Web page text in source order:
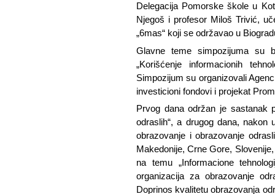
Delegacija Pomorske škole u
Njegoš i profesor Miloš Trivić,
„6mas“ koji se održavao u
Glavne teme simpozijuma su
„Korišćenje informacionih
Simpozijum su organizovali
investicioni fondovi i projekat
Prvog dana održan je sastanak
odraslih“, a drugog dana,
obrazovanje i obrazovanje
Makedonije, Crne Gore,
na temu „Informacione
organizacija za obrazovanje
Doprinos kvalitetu obrazovanja